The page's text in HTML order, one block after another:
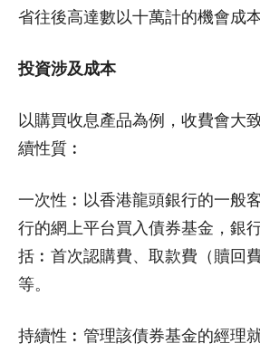
省往後高達數以十萬計的機會成本
投資涉及成本
以購買收息產品為例，收費會大
續性質︰
一次性︰以香港龍頭銀行的一般
行的網上平台買入債券基金，銀
括︰首次認購費、取款費（贖回
等。
持續性︰管理該債券基金的經理